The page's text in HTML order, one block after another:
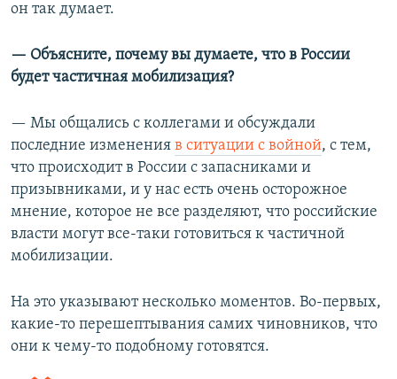
он так думает.
— Объясните, почему вы думаете, что в России
будет частичная мобилизация?
— Мы общались с коллегами и обсуждали
последние изменения в ситуации с войной, с тем,
что происходит в России с запасниками и
призывниками, и у нас есть очень осторожное
мнение, которое не все разделяют, что российские
власти могут все-таки готовиться к частичной
мобилизации.
На это указывают несколько моментов. Во-первых,
какие-то перешептывания самих чиновников, что
они к чему-то подобному готовятся.